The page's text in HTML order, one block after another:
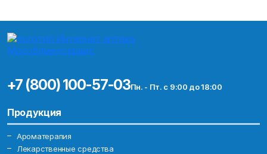
+7 (800) 100-57-03Пн. - Пт. с 9:00 до 18:00
Продукция
Ароматерапия
Лекарственные средства